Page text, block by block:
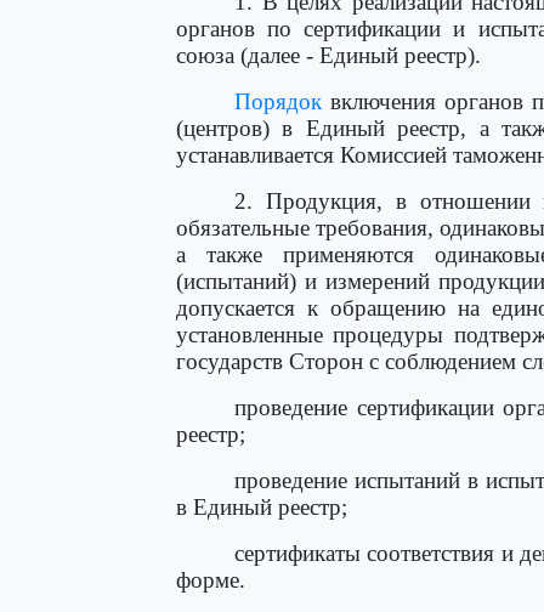
органов по сертификации и
союза (далее - Единый реестр).
Порядок включения органов
(центров) в Единый реестр, а
устанавливается Комиссией
2. Продукция, в отношении
обязательные требования,
а также применяются
(испытаний) и измерений
допускается к обращению на
установленные процедуры
государств Сторон с соблюдением
проведение сертификации
реестр;
проведение испытаний в
в Единый реестр;
сертификаты соответствия и
форме.